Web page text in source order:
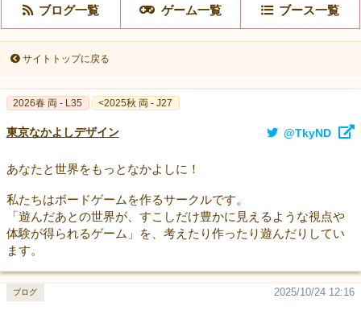
ブログ一覧 ゲーム一覧 ブース一覧
サイトトップに戻る
2026春 両 - L35 <2025秋 両 - J27
東京なかよしデザイン @TkyND
あなたと世界をもっとなかよしに！
私たちはボードゲームを作るサークルです。
「遊んだあとの世界が、すこしだけ豊かに見えるような視点や
体験が得られるゲーム」を、考えたり作ったり遊んだりしてい
ます。
2025/10/24 12:16
ブログ